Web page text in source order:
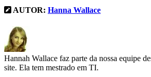
AUTOR: Hanna Wallace
Hannah Wallace faz parte da nossa equipe
site. Ela tem mestrado em TI.